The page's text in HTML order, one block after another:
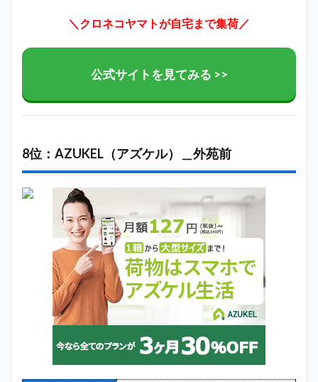
＼クロネコヤマトが自宅まで集荷／
公式サイトを見てみる >>
8位：AZUKEL（アズケル）＿外苑前